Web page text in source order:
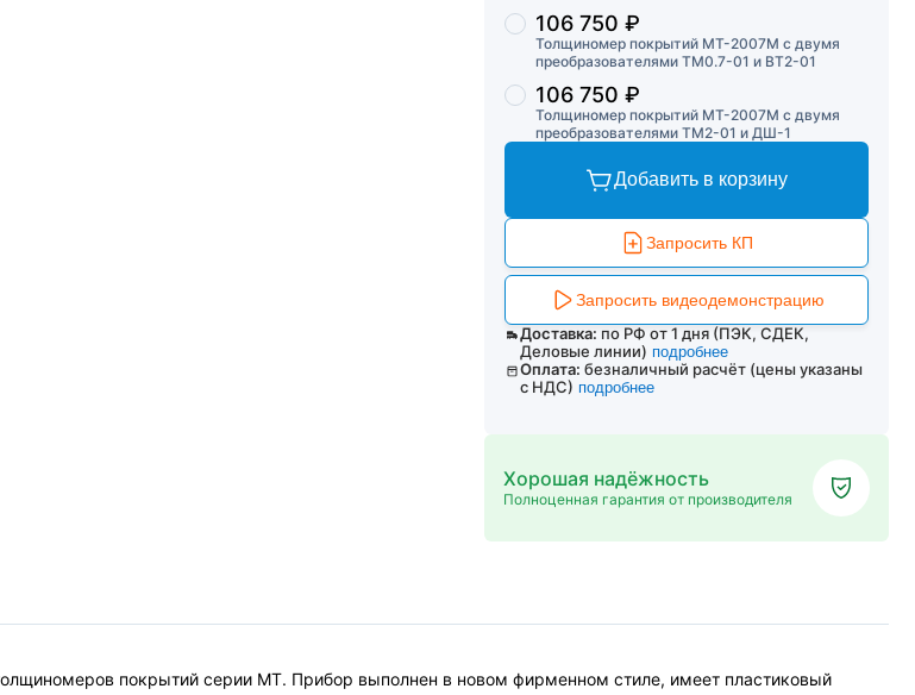
Толщиномер покрытий МТ-2007М с двумя
преобразователями ТМ0.7-01 и ВТ2-01
106 750 ₽
Толщиномер покрытий МТ-2007М с двумя
преобразователями ТМ2-01 и ДШ-1
106 750 ₽
Добавить в корзину
Запросить КП
Запросить видеодемонстрацию
Доставка: по РФ от 1 дня (ПЭК, СДЕК,
Деловые линии) подробнее
Оплата: безналичный расчёт (цены указаны
с НДС) подробнее
Хорошая надёжность
Полноценная гарантия от производителя
покрытий серии МТ. Прибор выполнен в новом фирменном стиле, имеет пластиковый